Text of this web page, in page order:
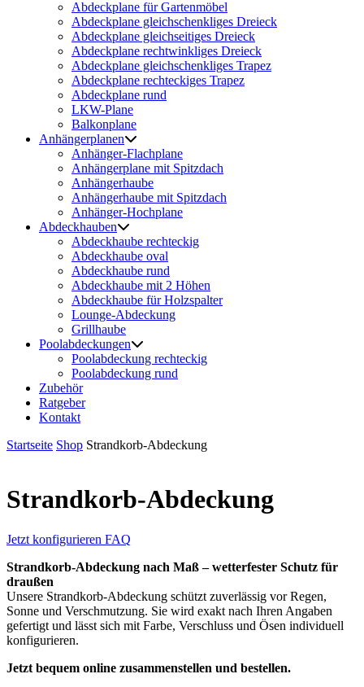
Abdeckplane für Gartenmöbel
Abdeckplane gleichschenkliges Dreieck
Abdeckplane gleichseitiges Dreieck
Abdeckplane rechtwinkliges Dreieck
Abdeckplane gleichschenkliges Trapez
Abdeckplane rechteckiges Trapez
Abdeckplane rund
LKW-Plane
Balkonplane
Anhängerplanen
Anhänger-Flachplane
Anhängerplane mit Spitzdach
Anhängerhaube
Anhängerhaube mit Spitzdach
Anhänger-Hochplane
Abdeckhauben
Abdeckhaube rechteckig
Abdeckhaube oval
Abdeckhaube rund
Abdeckhaube mit 2 Höhen
Abdeckhaube für Holzspalter
Lounge-Abdeckung
Grillhaube
Poolabdeckungen
Poolabdeckung rechteckig
Poolabdeckung rund
Zubehör
Ratgeber
Kontakt
Startseite Shop Strandkorb-Abdeckung
Strandkorb-Abdeckung
Jetzt konfigurieren FAQ
Strandkorb-Abdeckung nach Maß – wetterfester Schutz für
draußen
Unsere Strandkorb-Abdeckung schützt zuverlässig vor Regen,
Sonne und Verschmutzung. Sie wird exakt nach Ihren Angaben
gefertigt und lässt sich mit Farbe, Verschluss und Ösen individuell
konfigurieren.
Jetzt bequem online zusammenstellen und bestellen.